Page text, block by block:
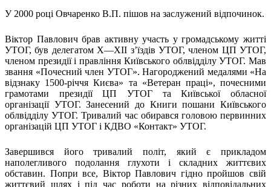
Особи відповідальні за контактування з
питань укладення договорів
Вивчаємо жестову мову
Дитяча сторінка
Новини про жестову мову
Ресурс для вивчення жестових мов різних країн
ЦУЖМ
Проєкт "Жестова мова для поліцейських"
Про шахрайські схеми
ВІКТОРИНА
Медична термінологія жестовою мовою
У 2000 році Овчаренко В.П. пішов на заслужений відпочинок.
Віктор Павлович брав активну участь у громадському житті
УТОГ, був делегатом X—XII з’їздів УТОГ, членом ЦП УТОГ,
членом президії і правління Київського облвідділу УТОГ. Мав
звання «Почесний член УТОГ». Нагороджений медалями «На
відзнаку 1500-річчя Києва» та «Ветеран праці», почесними
грамотами президії ЦП УТОГ та Київської обласної
організації УТОГ. Занесений до Книги пошани Київського
облвідділу УТОГ. Тривалий час обирався головою первинних
організацій ЦП УТОГ і КДВО «Контакт» УТОГ.
Завершився його тривалий політ, який є прикладом
наполегливого подолання глухоти і складних життєвих
обставин. Попри все, Віктор Павлович гідно пройшов свій
життєвий шлях і під час роботи на різних відповідальних